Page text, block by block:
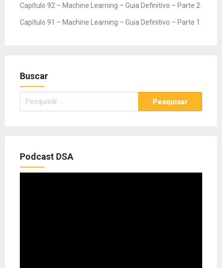
Capítulo 92 – Machine Learning – Guia Definitivo – Parte 2
Capítulo 91 – Machine Learning – Guia Definitivo – Parte 1
Buscar
Pesquisar
por:
Podcast DSA